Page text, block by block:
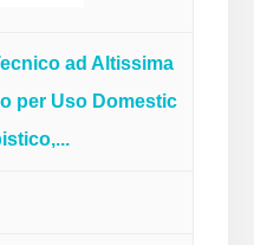
ad Altissima
per Uso Domestic